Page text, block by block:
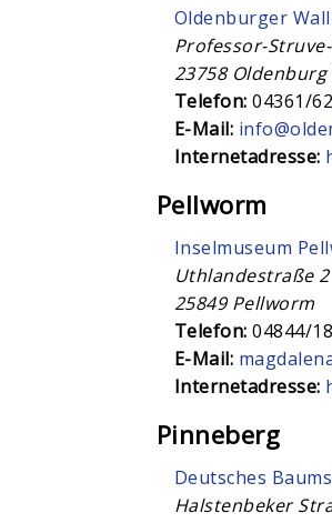
Oldenburger
Professor-
23758
Telefon:04361/
E-Mail:
Internetadresse:
Pellworm
Inselmuseum
Uthlandestraße 2
25849 Pellworm
Telefon:04844/
E-Mail:
Internetadresse:
Pinneberg
Deutsches
Halstenbeker